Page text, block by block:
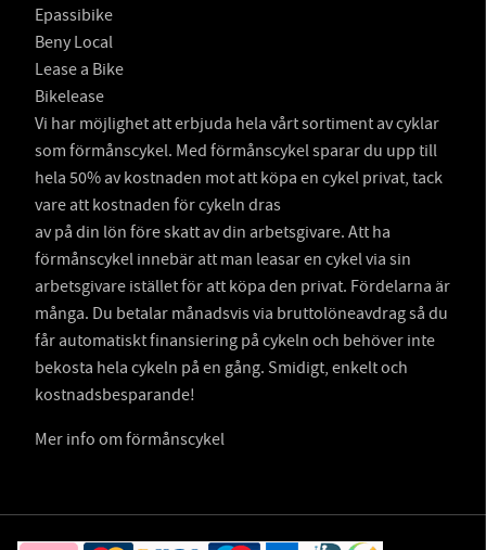
Epassibike
Beny Local
Lease a Bike
Bikelease
Vi har möjlighet att erbjuda hela vårt sortiment av cyklar
som förmånscykel. Med förmånscykel sparar du upp till
hela 50% av kostnaden mot att köpa en cykel privat, tack
vare att kostnaden för cykeln dras
av på din lön före skatt av din arbetsgivare. Att ha
förmånscykel innebär att man leasar en cykel via sin
arbetsgivare istället för att köpa den privat. Fördelarna är
många. Du betalar månadsvis via bruttolöneavdrag så du
får automatiskt finansiering på cykeln och behöver inte
bekosta hela cykeln på en gång. Smidigt, enkelt och
kostnadsbesparande!
Mer info om förmånscykel